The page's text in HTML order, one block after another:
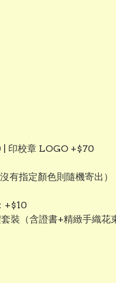
印校章 LOGO +$70
有指定顏色則隨機寄出）
+$10
裝（含證書+精緻手織花